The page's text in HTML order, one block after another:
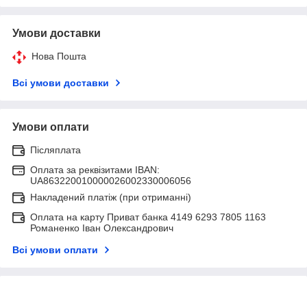
Умови доставки
Нова Пошта
Всі умови доставки
Умови оплати
Післяплата
Оплата за реквізитами IBAN:
UA863220010000026002330006056
Накладений платіж (при отриманні)
Оплата на карту Приват банка 4149 6293 7805 1163
Романенко Іван Олександрович
Всі умови оплати